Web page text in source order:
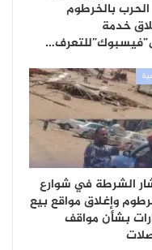
بالخرطوم
خدمة
الشرطة في شوارع
وإغلاق مواقع بيع
بشأن مواقف